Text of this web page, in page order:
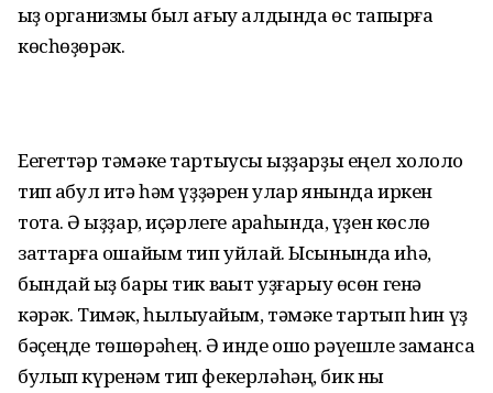
ҡыҙ организмы был ағыу алдында өс тапҡырға
көсһөҙөрәк.
Еегеттәр тәмәке тартыусы ҡыҙҙарҙы еңел холоҡло
тип ҡабул итә һәм үҙҙәрен улар янында иркен
тота. Ә ҡыҙҙар, иҫәрлеге арҡаһында, үҙен көслө
заттарға оҡшайым тип уйлай. Ысынында иһә,
бындай ҡыҙ бары тик ваҡыт уҙғарыу өсөн генә
кәрәк. Тимәк, һылыуҡайым, тәмәке тартып һин үҙ
бәҫеңде төшөрәһең. Ә инде ошо рәүешле заманса
булып күренәм тип фекерләһәң, бик ныҡ